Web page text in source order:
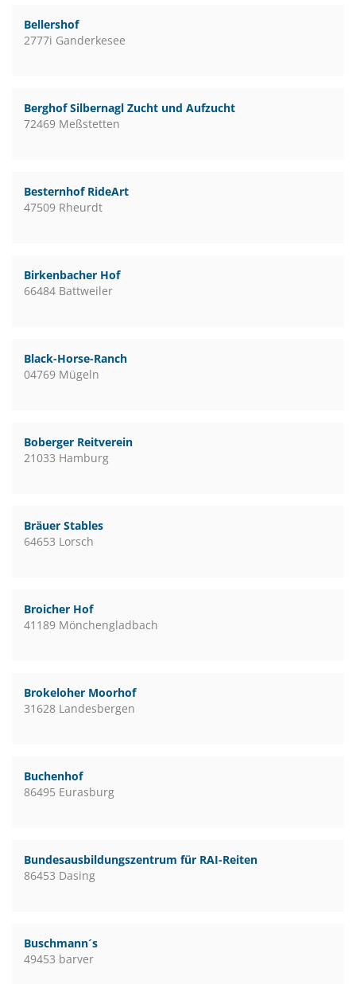
Bellershof
2777i Ganderkesee
Berghof Silbernagl Zucht und Aufzucht
72469 Meßstetten
Besternhof RideArt
47509 Rheurdt
Birkenbacher Hof
66484 Battweiler
Black-Horse-Ranch
04769 Mügeln
Boberger Reitverein
21033 Hamburg
Bräuer Stables
64653 Lorsch
Broicher Hof
41189 Mönchengladbach
Brokeloher Moorhof
31628 Landesbergen
Buchenhof
86495 Eurasburg
Bundesausbildungszentrum für RAI-Reiten
86453 Dasing
Buschmann´s
49453 barver